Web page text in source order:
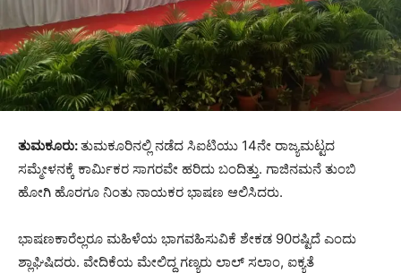
ತುಮಕೂರು:ತುಮಕೂರಿನಲ್ಲಿ ನಡೆದ ಸಿಐಟಿಯು 14ನೇ ರಾಜ್ಯಮಟ್ಟದ
ಸಮ್ಮೇಳನಕ್ಕೆ ಕಾರ್ಮಿಕರ ಸಾಗರವೇ ಹರಿದು ಬಂದಿತ್ತು. ಗಾಜಿನಮನೆ ತುಂಬಿ
ಹೋಗಿ ಹೊರಗೂ ನಿಂತು ನಾಯಕರ ಭಾಷಣ ಆಲಿಸಿದರು.
ಭಾಷಣಕಾರೆಲ್ಲರೂ ಮಹಿಳೆಯ ಭಾಗವಹಿಸುವಿಕೆ ಶೇಕಡ 90ರಷ್ಟಿದೆ ಎಂದು
ಶ್ಲಾಘಿಷಿದರು. ವೇದಿಕೆಯ ಮೇಲಿದ್ದ ಗಣ್ಯರು ಲಾಲ್ ಸಲಾಂ, ಐಕ್ಯತೆ